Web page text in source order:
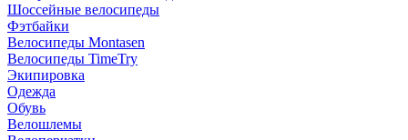
Шоссейные велосипеды
Фэтбайки
Велосипеды Montasen
Велосипеды TimeTry
Экипировка
Одежда
Обувь
Велошлемы